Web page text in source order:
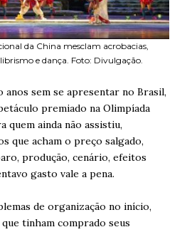
da China mesclam acrobacias,
e dança. Foto: Divulgação.
sem se apresentar no Brasil,
premiado na Olimpíada
quem ainda não assistiu,
que acham o preço salgado,
produção, cenário, efeitos
gasto vale a pena.
de organização no início,
tinham comprado seus